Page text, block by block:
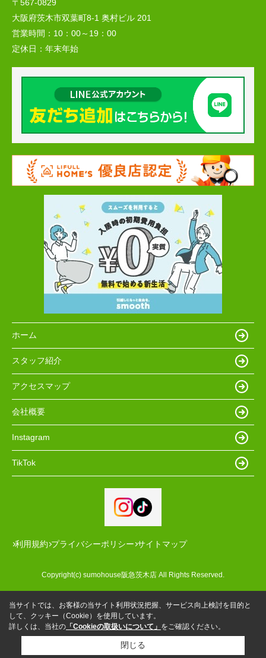
〒567-0829
大阪府茨木市双葉町8-1 奥村ビル 201
営業時間： 10：00～19：00
定休日： 年末年始
ホーム
スタッフ紹介
アクセスマップ
会社概要
Instagram
TikTok
利用規約 プライバシーポリシー サイトマップ
Copyright(c) sumohouse阪急茨木店 All Rights Reserved.
当サイトでは、お客様の当サイト利用状況把握、サービス向上検討を目的と
して、クッキー（Cookie）を使用しています。
詳しくは、当社の 「Cookieの取扱いについて」 をご確認ください。
閉じる